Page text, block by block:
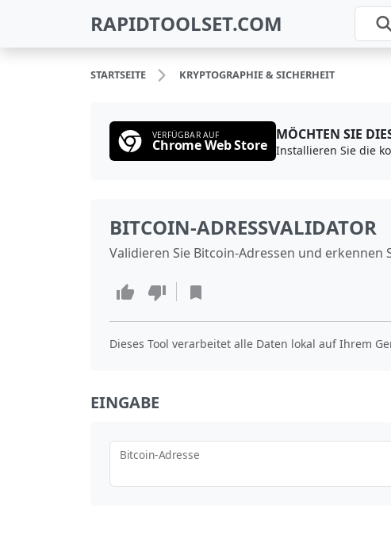
RAPIDTOOLSET.COM
STARTSEITE KRYPTOGRAPHIE & SICHERHEIT
VERFÜGBAR AUF
Chrome Web Store
MÖCHTEN SIE
BITCOIN‑ADRESSVALIDATOR
Validieren Sie Bitcoin‑Adressen und
Dieses Tool verarbeitet alle Daten lokal auf Ihrem
EINGABE
Bitcoin-Adresse